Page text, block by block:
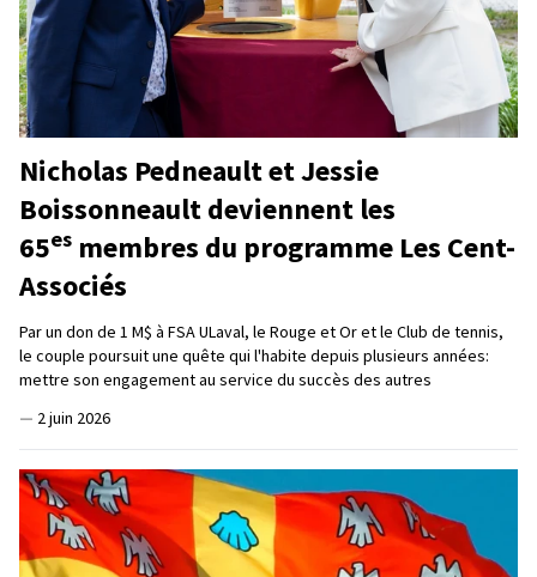
Nicholas Pedneault et Jessie
Boissonneault deviennent les
65es membres du programme Les Cent-
Associés
Par un don de 1 M$ à FSA ULaval, le Rouge et Or et le Club de tennis,
le couple poursuit une quête qui l'habite depuis plusieurs années:
mettre son engagement au service du succès des autres
— 2 juin 2026